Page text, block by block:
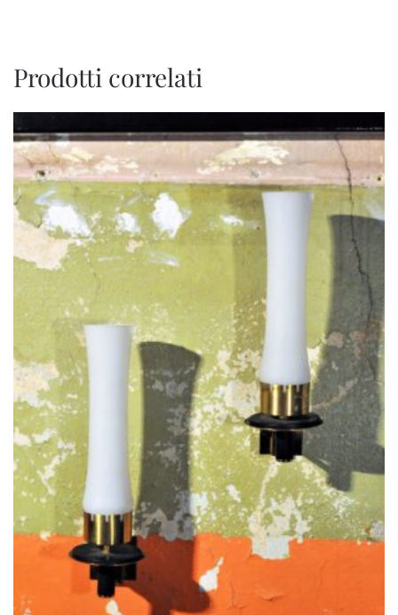
Prodotti correlati